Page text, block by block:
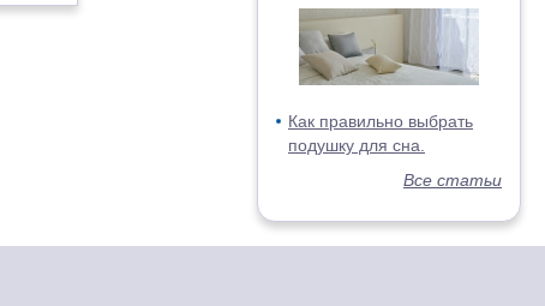
Как правильно выбрать
подушку для сна.
Все статьи